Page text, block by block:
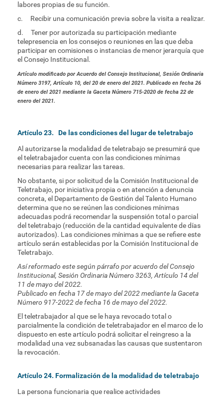
labores propias de su función.
c. Recibir una comunicación previa sobre la visita a realizar.
d. Tener por autorizada su participación mediante
telepresencia en los consejos o reuniones en las que deba
participar en comisiones o instancias de menor jerarquía que
el Consejo Institucional.
Artículo modificado por Acuerdo del Consejo Institucional, Sesión Ordinaria
Número 3197, Artículo 10, del 20 de enero del 2021. Publicado en fecha 26
de enero del 2021 mediante la Gaceta Número 715-2020 de fecha 22 de
enero del 2021.
Artículo 23. De las condiciones del lugar de teletrabajo
Al autorizarse la modalidad de teletrabajo se presumirá que
el teletrabajador cuenta con las condiciones mínimas
necesarias para realizar las tareas.
No obstante, si por solicitud de la Comisión Institucional de
Teletrabajo, por iniciativa propia o en atención a denuncia
concreta, el Departamento de Gestión del Talento Humano
determina que no se reúnen las condiciones mínimas
adecuadas podrá recomendar la suspensión total o parcial
del teletrabajo (reducción de la cantidad equivalente de días
autorizados). Las condiciones mínimas a que se refiere este
artículo serán establecidas por la Comisión Institucional de
Teletrabajo.
Así reformado este según párrafo por acuerdo del Consejo
Institucional, Sesión Ordinaria Número 3263, Artículo 14 del
11 de mayo del 2022.
Publicado en fecha 17 de mayo del 2022 mediante la Gaceta
Número 917-2022 de fecha 16 de mayo del 2022.
El teletrabajador al que se le haya revocado total o
parcialmente la condición de teletrabajador en el marco de lo
dispuesto en este artículo podrá solicitar el reingreso a la
modalidad una vez subsanadas las causas que sustentaron
la revocación.
Artículo 24. Formalización de la modalidad de teletrabajo
La persona funcionaria que realice actividades